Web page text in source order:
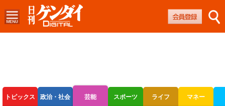
トピックス 政治・社会 芸能 スポーツ ライフ マネー